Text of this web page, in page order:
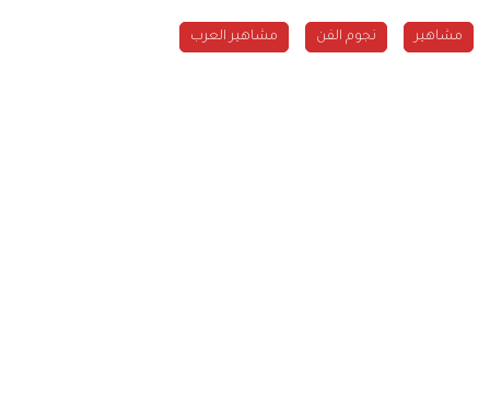
مشاهير نجوم الفن مشاهير العرب